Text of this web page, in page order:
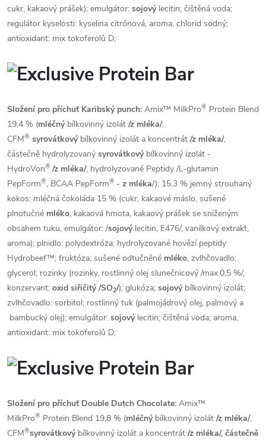
cukr, kakaový prášek); emulgátor: sojovýlecitin; čištěná voda;
regulátor kyselosti: kyselina citrónová, aroma, chlorid sodný;
antioxidant: mix tokoferolů D;
Složení pro příchuť Karibský punch: Amix™ MilkPro® Protein Blend
19,4 % (mléčnýbílkovinný izolát /z mléka/,
CFM® syrovátkovýbílkovinný izolát a koncentrát /z mléka/,
částečně hydrolyzovaný syrovátkovýbílkovinný izolát -
HydroVon® /z mléka/, hydrolyzované Peptidy /L-glutamin
PepForm®, BCAA PepForm® - z mléka/); 15,3 % jemný strouhaný
kokos; mléčná čokoláda 15 % (cukr, kakaové máslo, sušené
plnotučné mléko, kakaová hmota, kakaový prášek se sníženým
obsahem tuku, emulgátor: /sojový lecitin, E476/, vanilkový extrakt,
aroma); plnidlo: polydextróza; hydrolyzované hovězí peptidy
Hydrobeef™; fruktóza; sušené odtučněné mléko, zvlhčovadlo:
glycerol; rozinky (rozinky, rostlinný olej slunečnicový /max.0,5 %/,
konzervant: oxid siřičitý /SO2/); glukóza; sojovýbílkovinný izolát;
zvlhčovadlo: sorbitol; rostlinný tuk (palmojádrový olej, palmový a
bambucký olej); emulgátor: sojovýlecitin; čištěná voda; aroma,
antioxidant: mix tokoferolů D;
Složení pro příchuť Double Dutch Chocolate: Amix™
MilkPro® Protein Blend 19,8 % (mléčnýbílkovinný izolát /z mléka/,
CFM®syrovátkovýbílkovinný izolát a koncentrát /z mléka/, částečně